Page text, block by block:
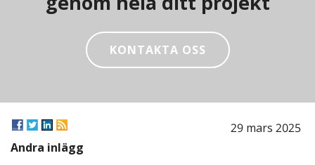
KONTAKTA OSS
29 mars 2025
Andra inlägg